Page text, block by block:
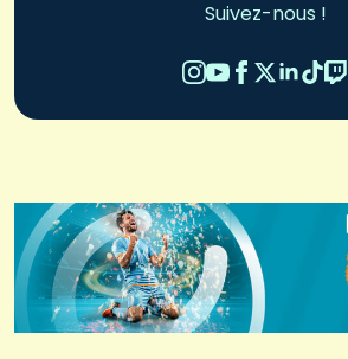
Suivez-nous !